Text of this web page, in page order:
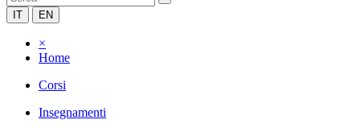
IT EN
×
Home
Corsi
Insegnamenti